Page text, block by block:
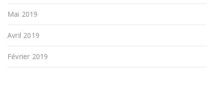
Mai 2019
Avril 2019
Février 2019